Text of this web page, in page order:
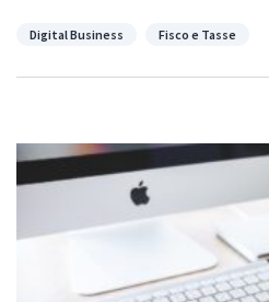
Categorie
Digital Business Fisco e Tasse